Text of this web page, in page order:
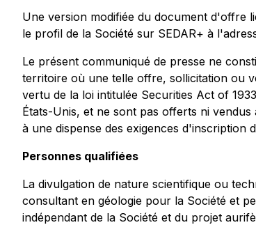
Une version modifiée du document d'offre
le profil de la Société sur SEDAR+ à
Le présent communiqué de presse ne
territoire où une telle offre, sollicitation ou
vertu de la loi intitulée Securities Act of 1933
États-Unis, et ne sont pas offerts ni
à une dispense des exigences d'inscription
Personnes qualifiées
La divulgation de nature scientifique ou
consultant en géologie pour la Société et
indépendant de la Société et du projet